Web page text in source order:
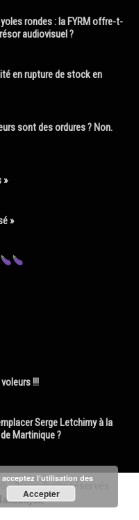
rondes : la FYRM offre-t-
audiovisuel ?
en rupture de stock en
sont des ordures ? Non.
»
»
!!!
Serge Letchimy à la
Martinique ?
- Tous droits réservés
l’utilisation des
Accepter